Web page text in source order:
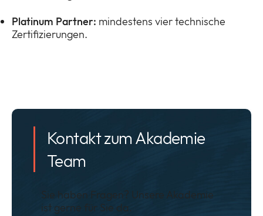
Platinum Partner: mindestens vier technische
Zertifizierungen.
Kontakt zum Akademie
Team
Sie haben Fragen? Unsere Akademie
ist gerne für Sie da.